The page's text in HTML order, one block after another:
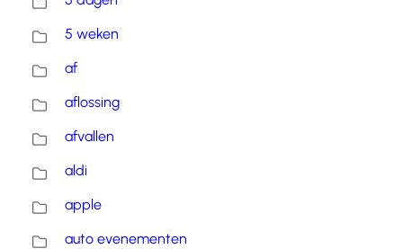
5 weken
af
aflossing
afvallen
aldi
apple
auto evenementen